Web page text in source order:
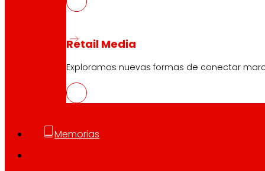
Retail Media
Exploramos nuevas formas de conectar
Memorias